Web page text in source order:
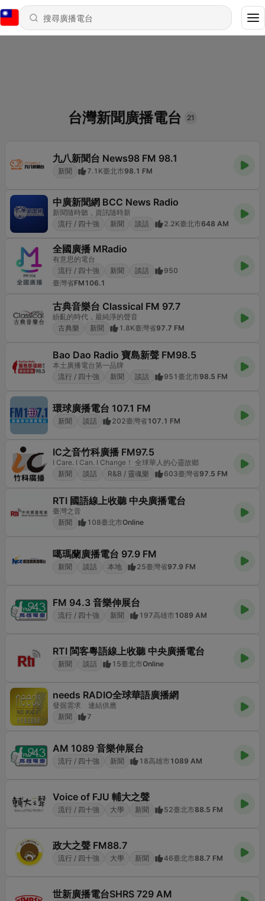
台灣新聞廣播電台 21
九八新聞台 News98 FM 98.1
新聞 7.1K臺北市98.1 FM
中廣新聞網 BCC News Radio
新聞隨時聽，資訊隨時新
流行 / 四十強
新聞 談話 2.2K臺北市648 AM
全國廣播 MRadio
有意思的電台
流行 / 四十強
新聞 談話
950
臺灣省FM106.1
古典音樂台 Classical FM 97.7
紛亂的時代，最純淨的聲音
古典樂
新聞 1.8K臺灣省97.7 FM
Bao Dao Radio 寶島新聲 FM98.5
本土廣播電台第一品牌
流行 / 四十強
新聞 談話 951 臺北市98.5 FM
環球廣播電台 107.1 FM
新聞 談話 202臺灣省107.1 FM
IC之音竹科廣播 FM97.5
I Care. I Can. I Change！ 全球華人的心靈故鄉
新聞
談話 R&B / 靈魂樂 603臺灣省97.5 FM
RTI 國語線上收聽 中央廣播電台
臺灣之音
新聞
108臺北市Online
噶瑪蘭廣播電台 97.9 FM
新聞 談話 本地 25臺灣省97.9 FM
FM 94.3 音樂伸展台
流行 / 四十強 新聞 197高雄市1089 AM
RTI 閩客粵語線上收聽 中央廣播電台
新聞 談話 15臺北市Online
needs RADIO全球華語廣播網
發掘需求 連結供應
新聞
7
AM 1089 音樂伸展台
流行 / 四十強 新聞 18高雄市1089 AM
Voice of FJU 輔大之聲
流行 / 四十強 大學 新聞 52臺北市88.5 FM
政大之聲 FM88.7
流行 / 四十強 大學 新聞 46臺北市88.7 FM
世新廣播電台SHRS 729 AM